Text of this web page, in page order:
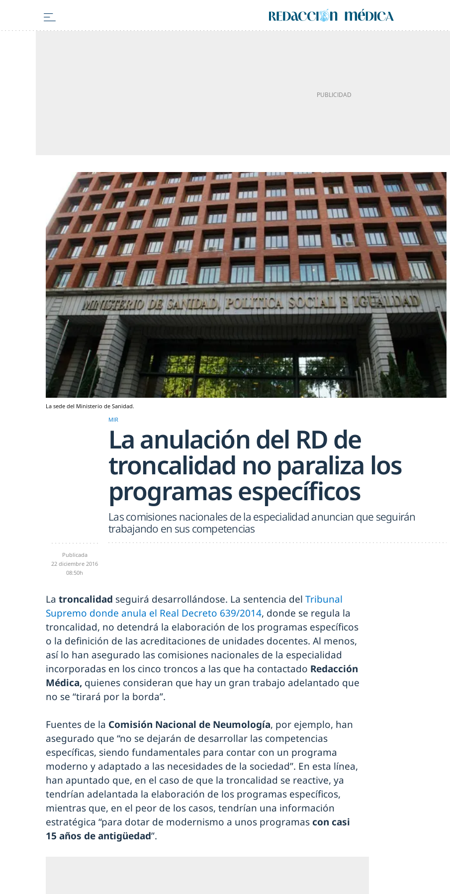
La sede del Ministerio de Sanidad.
MIR
La anulación del RD de
troncalidad no paraliza los
programas específicos
Las comisiones nacionales de la especialidad anuncian que seguirán
trabajando en sus competencias
Publicada
22 diciembre 2016
08:50h
La troncalidad seguirá desarrollándose. La sentencia del Tribunal
Supremo donde anula el Real Decreto 639/2014, donde se regula la
troncalidad, no detendrá la elaboración de los programas específicos
o la definición de las acreditaciones de unidades docentes. Al menos,
así lo han asegurado las comisiones nacionales de la especialidad
incorporadas en los cinco troncos a las que ha contactado Redacción
Médica, quienes consideran que hay un gran trabajo adelantado que
no se “tirará por la borda”.
Fuentes de la Comisión Nacional de Neumología, por ejemplo, han
asegurado que “no se dejarán de desarrollar las competencias
específicas, siendo fundamentales para contar con un programa
moderno y adaptado a las necesidades de la sociedad”. En esta línea,
han apuntado que, en el caso de que la troncalidad se reactive, ya
tendrían adelantada la elaboración de los programas específicos,
mientras que, en el peor de los casos, tendrían una información
estratégica “para dotar de modernismo a unos programas con casi
15 años de antigüedad”.